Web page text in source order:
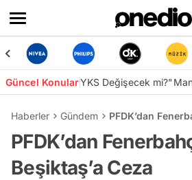
Güncel KonularYKS Değişecek mi?
Haberler Gündem PFDK’dan
PFDK’dan
Beşiktaş’a Ceza